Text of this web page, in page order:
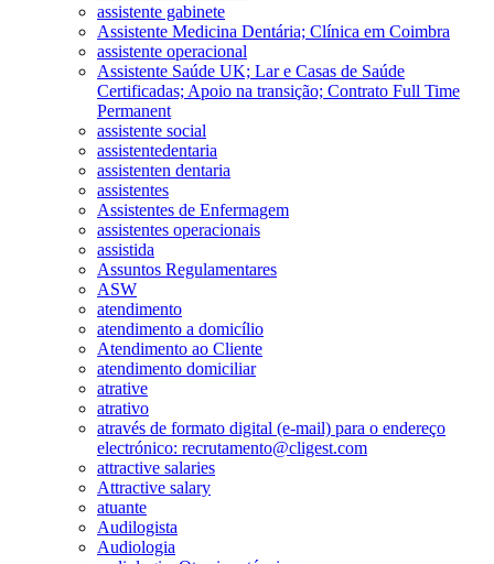
assistente gabinete
Assistente Medicina Dentária; Clínica em Coimbra
assistente operacional
Assistente Saúde UK; Lar e Casas de Saúde
Certificadas; Apoio na transição; Contrato Full Time
Permanent
assistente social
assistentedentaria
assistenten dentaria
assistentes
Assistentes de Enfermagem
assistentes operacionais
assistida
Assuntos Regulamentares
ASW
atendimento
atendimento a domicílio
Atendimento ao Cliente
atendimento domiciliar
atrative
atrativo
através de formato digital (e-mail) para o endereço
electrónico: recrutamento@cligest.com
attractive salaries
Attractive salary
atuante
Audilogista
Audiologia